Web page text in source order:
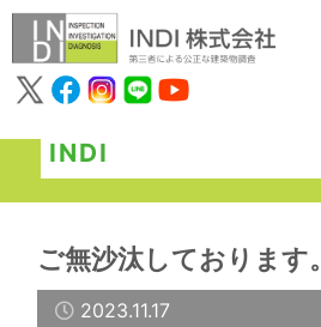
INDI
ご無沙汰しております。
2023.11.17